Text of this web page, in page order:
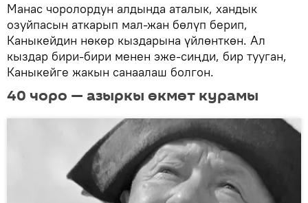
Манас чоролордун алдында аталык, хандык
озуйпасын аткарып мал-жан бөлүп берип,
Каныкейдин нөкөр кыздарына үйлөнткөн. Ал
кыздар бири-бири менен эже-сиңди, бир тууган,
Каныкейге жакын санаалаш болгон.
40 чоро — азыркы өкмөт курамы